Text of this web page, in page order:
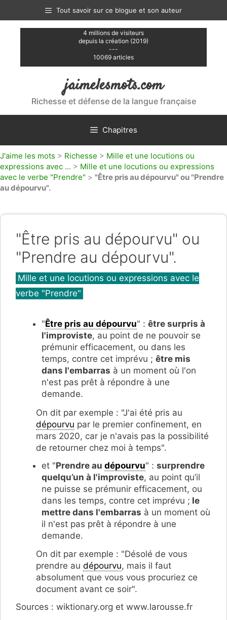
contenu
Tout savoir sur ce blogue et son auteur
4 millions de visiteurs
depuis la création (2019)
---
10069 articles
jaimelesmots.com
Richesse et défense de la langue française
Chapitres
J'aime les mots > Richesse > Mille et une locutions ou
expressions avec ... > Mille et une locutions ou expressions
avec le verbe "Prendre" > "Être pris au dépourvu" ou "Prendre
au dépourvu".
"Être pris au dépourvu" ou
"Prendre au dépourvu".
Catégories
Mille et une locutions ou expressions avec le
verbe "Prendre"
"Être pris au dépourvu" : être surpris à
l'improviste, au point de ne pouvoir se
prémunir efficacement, ou dans les
temps, contre cet imprévu ; être mis
dans l'embarras à un moment où l'on
n'est pas prêt à répondre à une
demande.
On dit par exemple : "J'ai été pris au
dépourvu par le premier confinement, en
mars 2020, car je n'avais pas la possibilité
de retourner chez moi à temps".
et "Prendre au dépourvu" : surprendre
quelqu’un à l'improviste, au point qu’il
ne puisse se prémunir efficacement, ou
dans les temps, contre cet imprévu ; le
mettre dans l'embarras à un moment où
il n'est pas prêt à répondre à une
demande.
On dit par exemple : "Désolé de vous
prendre au dépourvu, mais il faut
absolument que vous vous procuriez ce
document avant ce soir".
Sources : wiktionary.org et www.larousse.fr